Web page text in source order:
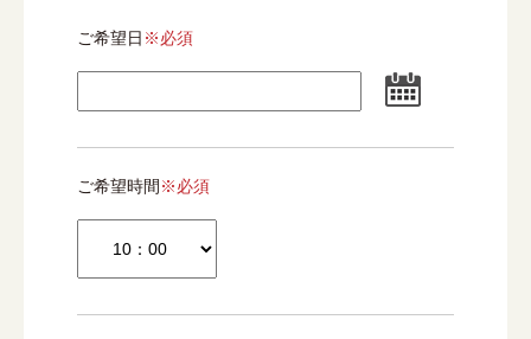
ご希望日 ※必須
ご希望時間 ※必須